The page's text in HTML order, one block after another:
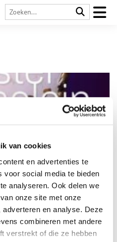
van cookies
en advertenties te
voor social media te bieden
analyseren. Ook delen we
onze site met onze
en analyse. Deze
combineren met andere
verstrekt of die ze hebben
Rob Ammerlaan een lezing
Historisch Amstelveen.
bijzondere porselein en is de
boek ‘Amstelporselein in
Nieuwer-Amstel 1809-1814’.